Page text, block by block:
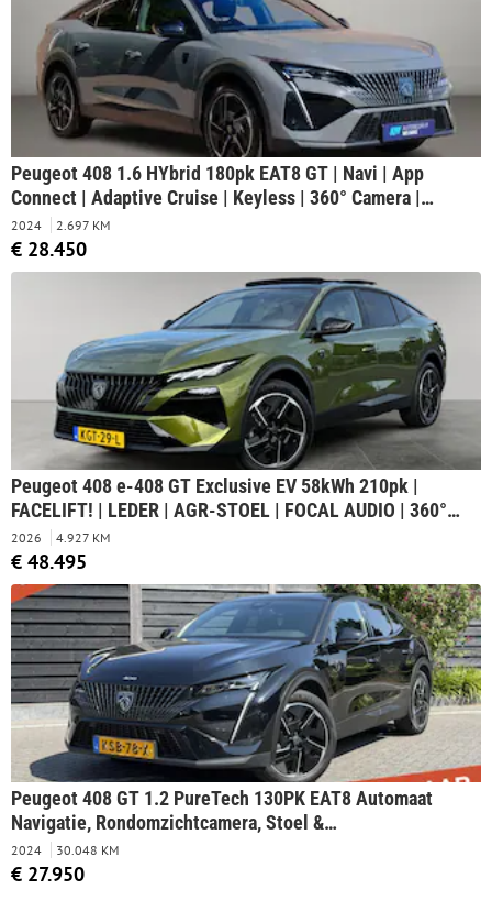
Peugeot 408 1.6 HYbrid 180pk EAT8 GT | Navi | App
Connect | Adaptive Cruise | Keyless | 360° Camera |
Matrix LED | Dodehoek | Elektrische Achterklep
2024 2.697 KM
€ 28.450
Peugeot 408 e-408 GT Exclusive EV 58kWh 210pk |
FACELIFT! | LEDER | AGR-STOEL | FOCAL AUDIO | 360°
CAMERA | SCHUIF/KANTELDAK |
2026 4.927 KM
€ 48.495
Peugeot 408 GT 1.2 PureTech 130PK EAT8 Automaat
Navigatie, Rondomzichtcamera, Stoel &
Stuurwielverwarming, Massage, Apple Carplay, Android
Auto
2024 30.048 KM
€ 27.950